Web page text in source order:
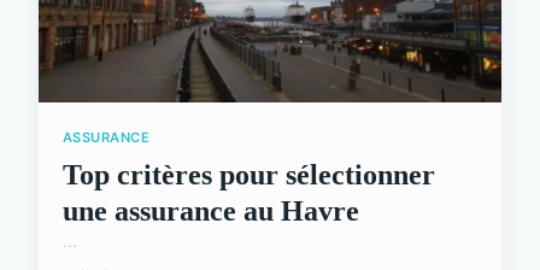
ASSURANCE
Top critères pour sélectionner
une assurance au Havre
...